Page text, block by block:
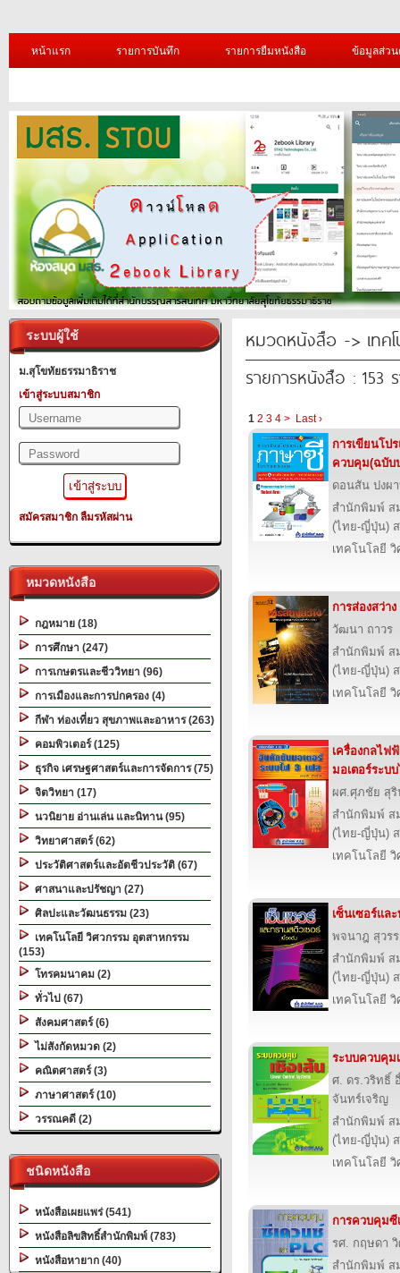
หน้าแรก รายการบันทึก รายการยืมหนังสือ ข้อมูลส่ว
ระบบผู้ใช้
ม.สุโขทัยธรรมาธิราช
เข้าสู่ระบบสมาชิก
สมัครสมาชิก ลืมรหัสผ่าน
หมวดหนังสือ
กฎหมาย (18)
การศึกษา (247)
การเกษตรและชีววิทยา (96)
การเมืองและการปกครอง (4)
กีฬา ท่องเที่ยว สุขภาพและอาหาร (263)
คอมพิวเตอร์ (125)
ธุรกิจ เศรษฐศาสตร์และการจัดการ (75)
จิตวิทยา (17)
นวนิยาย อ่านเล่น และนิทาน (95)
วิทยาศาสตร์ (62)
ประวัติศาสตร์และอัตชีวประวัติ (67)
ศาสนาและปรัชญา (27)
ศิลปะและวัฒนธรรม (23)
เทคโนโลยี วิศวกรรม อุตสาหกรรม
(153)
โทรคมนาคม (2)
ทั่วไป (67)
สังคมศาสตร์ (6)
ไม่สังกัดหมวด (2)
คณิตศาสตร์ (3)
ภาษาศาสตร์ (10)
วรรณคดี (2)
ชนิดหนังสือ
หนังสือเผยแพร่ (541)
หนังสือลิขสิทธิ์สำนักพิมพ์ (783)
หนังสือหายาก (40)
หมวดหนังสือ -> เทค
รายการหนังสือ : 153
1 2 3 4 > Last ›
การเขียนโป
ควบคุม(ฉบับ
ดอนสัน ปงผ
สำนักพิมพ์ ส
(ไทย-ญี่ปุ่น)
เทคโนโลยี
การส่องสว่าง
วัฒนา ถาวร
สำนักพิมพ์ ส
(ไทย-ญี่ปุ่น)
เทคโนโลยี
เครื่องกลไฟ
มอเตอร์ระบ
ผศ.ศุภชัย สุริ
สำนักพิมพ์ ส
(ไทย-ญี่ปุ่น)
เทคโนโลยี
เซ็นเซอร์แล
พจนาฎ สุว
สำนักพิมพ์ ส
(ไทย-ญี่ปุ่น)
เทคโนโลยี
ระบบควบคุม
ศ. ดร.วริทธิ์
จันทร์เจริญ
สำนักพิมพ์ ส
(ไทย-ญี่ปุ่น)
เทคโนโลยี
การควบคุมซี
รศ. กฤษดา
สำนักพิมพ์ ส